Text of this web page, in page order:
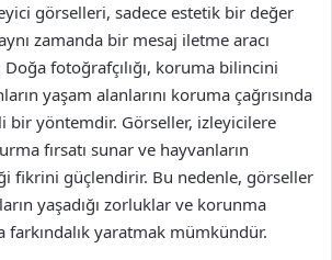
görselleri, sadece estetik bir değer
zamanda bir mesaj iletme aracı
Doğa fotoğrafçılığı, koruma bilincini
yaşam alanlarını koruma çağrısında
bir yöntemdir. Görseller, izleyicilere
fırsatı sunar ve hayvanların
fikrini güçlendirir. Bu nedenle, görseller
yaşadığı zorluklar ve korunma
farkındalık yaratmak mümkündür.